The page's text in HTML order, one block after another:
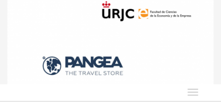
Idioma